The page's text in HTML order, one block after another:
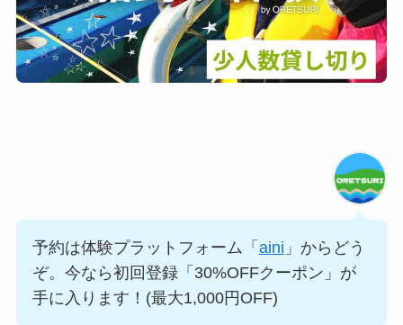
予約は体験プラットフォーム「 aini 」からどう
ぞ。今なら初回登録「30%OFFクーポン」が
手に入ります！(最大1,000円OFF)